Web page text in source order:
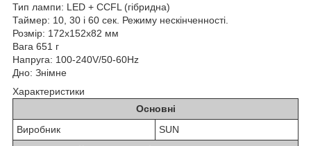
Тип лампи: LED + CCFL (гібридна)
Таймер: 10, 30 і 60 сек. Режиму нескінченності.
Розмір: 172х152х82 мм
Вага 651 г
Напруга: 100-240V/50-60Hz
Дно: Знімне
Характеристики
Основні
Виробник
SUN